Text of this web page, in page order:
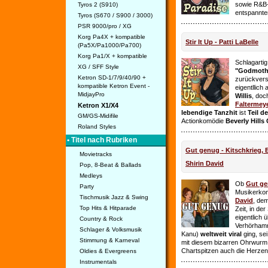
Tyros 2 (S910)
Tyros (S670 / S900 / 3000)
PSR 9000/pro / XG
Korg Pa4X + kompatible
(Pa5X/Pa1000/Pa700)
Korg Pa1/X + kompatible
XG / SFF Style
Ketron SD-1/7/9/40/90 +
kompatible Ketron Event -
MidjayPro
Ketron X1/X4
GM/GS-Midifile
Roland Styles
• Titel nach Rubriken
Movietracks
Pop, 8-Beat & Ballads
Medleys
Party
Tischmusik Jazz & Swing
Top Hits & Hitparade
Country & Rock
Schlager & Volksmusik
Stimmung & Karneval
Oldies & Evergreens
Instrumentals
sowie
Stir It Up - Patti LaBelle
eigentllich
Willis ,
lebendige Tanzhit ist Teil
Actionkomödie Beverly Hills
Gut genug - Kitschkrieg,
Shirin David
Ob Gut
David ,
Zeit, in der
eigentlich
Kanu) weltweit viral ging,
mit diesem bizarren
Chartspitzen auch die